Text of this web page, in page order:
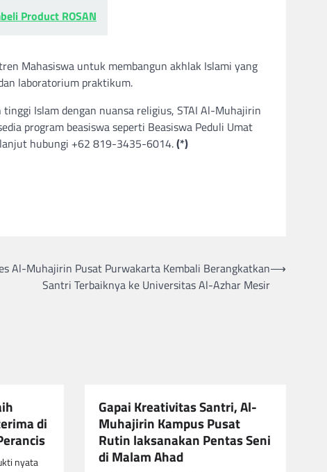
Product ROSAN
Mahasiswa untuk membangun akhlak Islami yang
laboratorium praktikum.
Islam dengan nuansa religius, STAI Al-Muhajirin
program beasiswa seperti Beasiswa Peduli Umat
hubungi +62 819-3435-6014.(*)
Al-Muhajirin Pusat Purwakarta Kembali Berangkatkan
Santri Terbaiknya ke Universitas Al-Azhar Mesir
⟶
di
nyata
Gapai Kreativitas Santri, Al-
Muhajirin Kampus Pusat
Rutin laksanakan Pentas Seni
di Malam Ahad